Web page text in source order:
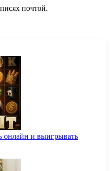
почтой.
онлайн и выигрывать